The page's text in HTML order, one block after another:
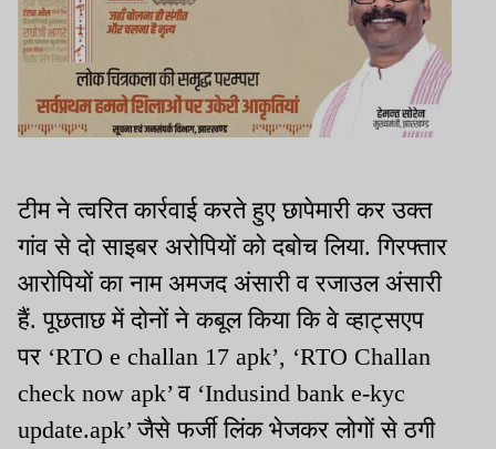
टीम ने त्वरित कार्रवाई करते हुए छापेमारी कर उक्त
गांव से दो साइबर अरोपियों को दबोच लिया. गिरफ्तार
आरोपियों का नाम अमजद अंसारी व रजाउल अंसारी
हैं. पूछताछ में दोनों ने कबूल किया कि वे व्हाट्सएप
पर ‘RTO e challan 17 apk’, ‘RTO Challan
check now apk’ व ‘Indusind bank e-kyc
update.apk’ जैसे फर्जी लिंक भेजकर लोगों से ठगी